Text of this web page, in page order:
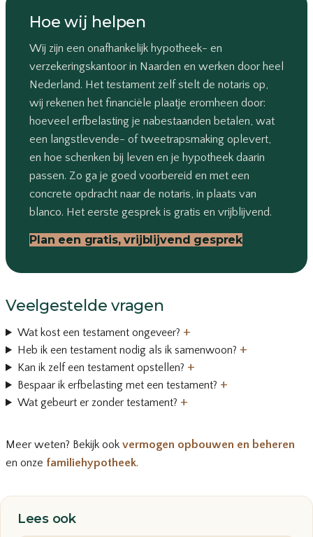
Hoe wij helpen
Wij zijn een onafhankelijk hypotheek- en
verzekeringskantoor in Naarden en werken door heel
Nederland. Het testament zelf stelt de notaris op,
wij rekenen het financiële plaatje eromheen door:
hoeveel erfbelasting je nabestaanden betalen, wat
een langstlevende- of tweetrapsmaking oplevert,
en hoe schenken bij leven en je hypotheek daarin
passen. Zo ga je goed voorbereid en met een
concrete opdracht naar de notaris, in plaats van
blanco. Het eerste gesprek is gratis en vrijblijvend.
Plan een gratis, vrijblijvend gesprek
Veelgestelde vragen
Wat kost een testament ongeveer? +
Heb ik een testament nodig als ik samenwoon? +
Kan ik zelf een testament opstellen? +
Bespaar ik erfbelasting met een testament? +
Wat gebeurt er zonder testament? +
Meer weten? Bekijk ook vermogen opbouwen en beheren
en onze familiehypotheek.
Lees ook